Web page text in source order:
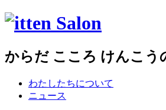
からだ こころ けんこう
わたしたちについて
ニュース